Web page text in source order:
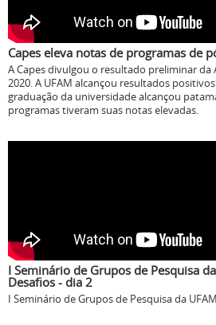
Capes eleva notas de programas de
A Capes divulgou o resultado preliminar da
2020. A UFAM alcançou resultados
graduação da universidade alcançou
programas tiveram suas notas elevadas.
I Seminário de Grupos de Pesquisa
Desafios - dia 2
I Seminário de Grupos de Pesquisa da